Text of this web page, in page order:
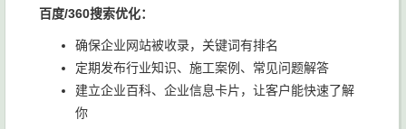
百度/360搜索优化：
确保企业网站被收录，关键词有排名
定期发布行业知识、施工案例、常见问题解答
建立企业百科、企业信息卡片，让客户能快速了解
你